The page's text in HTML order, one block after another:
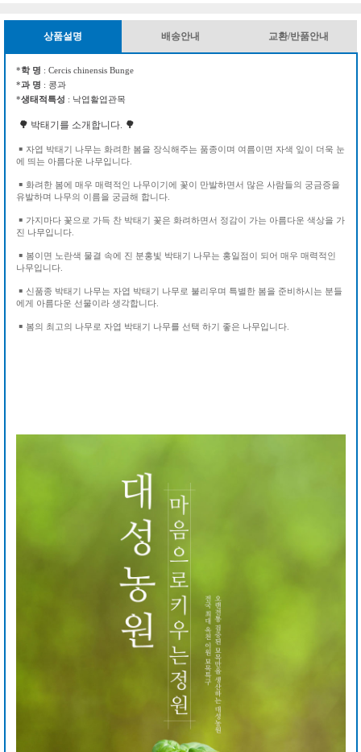
상품설명 배송안내 교환/반품안내
*학 명 : Cercis chinensis Bunge
*과 명 : 콩과
*생태적특성 : 낙엽활엽관목
🌳 박태기를 소개합니다. 🌳
￭ 자엽 박태기 나무는 화려한 봄을 장식해주는 품종이며 여름이면 자색 잎이 더욱 눈
에 띄는 아름다운 나무입니다.
￭ 화려한 봄에 매우 매력적인 나무이기에 꽃이 만발하면서 많은 사람들의 궁금증을
유발하며 나무의 이름을 궁금해 합니다.
￭ 가지마다 꽃으로 가득 찬 박태기 꽃은 화려하면서 정감이 가는 아름다운 색상을 가
진 나무입니다.
￭ 봄이면 노란색 물결 속에 진 분홍빛 박태기 나무는 홍일점이 되어 매우 매력적인
나무입니다.
￭ 신품종 박태기 나무는 자엽 박태기 나무로 불리우며 특별한 봄을 준비하시는 분들
에게 아름다운 선물이라 생각합니다.
￭ 봄의 최고의 나무로 자엽 박태기 나무를 선택 하기 좋은 나무입니다.